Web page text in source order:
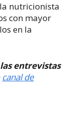
nutricionista
con mayor
en la
entrevistas
canal de